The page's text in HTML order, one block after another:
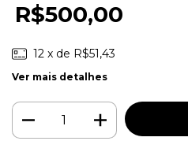
R$500,00
12 x de R$51,43
Ver mais detalhes